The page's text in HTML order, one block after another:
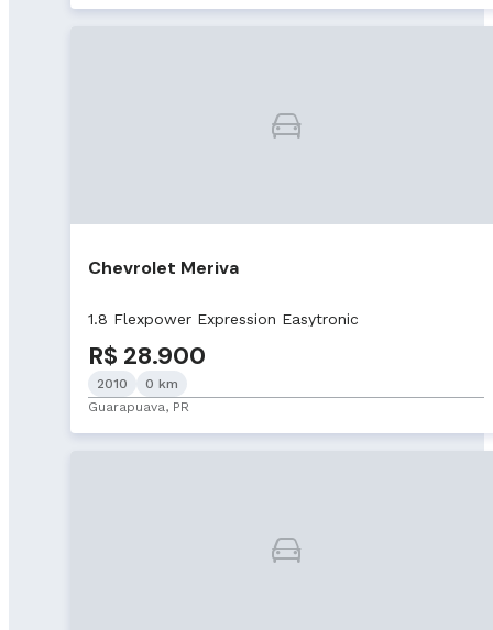
Chevrolet Meriva
1.8 Flexpower Expression Easytronic
R$ 28.900
2010
0 km
Guarapuava, PR